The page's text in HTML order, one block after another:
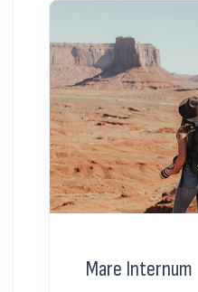
Mare Internum